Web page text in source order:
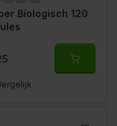
Biologisch 120